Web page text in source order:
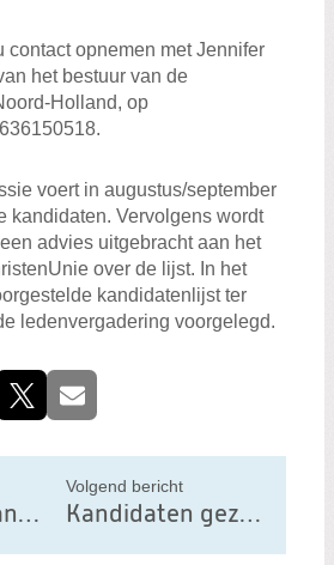
contact opnemen met Jennifer
het bestuur van de
Holland, op
voert in augustus/september
kandidaten. Vervolgens wordt
advies uitgebracht aan het
over de lijst. In het
kandidatenlijst ter
ledenvergadering voorgelegd.
X E-mail
Bezoek aan Landgoed Eyckenstein: aandacht voor behoud van natuur en erfgoed
Volgend bericht
Kandidaten gezocht voor de Waterschapsverkiezingen 2027